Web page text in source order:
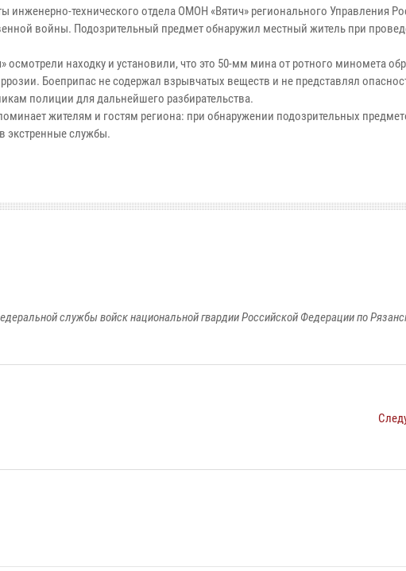
инженерно-технического отдела ОМОН «Вятич» регионального Управления
войны. Подозрительный предмет обнаружил местный житель при
находку и установили, что это 50-мм мина от ротного миномета
Боеприпас не содержал взрывчатых веществ и не представлял
полиции для дальнейшего разбирательства.
жителям и гостям региона: при обнаружении подозрительных
экстренные службы.
службы войск национальной гвардии Российской Федерации по